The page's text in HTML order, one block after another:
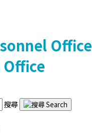
Office
搜尋